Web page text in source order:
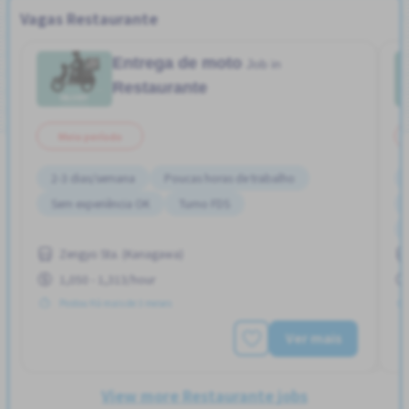
Vagas Restaurante
Entrega de moto
Restaurante
2-3 dias/semana
Poucas horas de trabalho
Sem experiência OK
Zengyo Sta. (Kanagawa)
1,050 - 1,313/hour
Ver mais
View more Restaurante jobs